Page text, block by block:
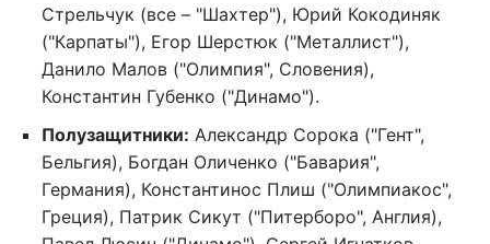
Стрельчук (все – "Шахтер"), Юрий Кокодиняк
("Карпаты"), Егор Шерстюк ("Металлист"),
Данило Малов ("Олимпия", Словения),
Константин Губенко ("Динамо").
Полузащитники: Александр Сорока ("Гент",
Бельгия), Богдан Оличенко ("Бавария",
Германия), Константинос Плиш ("Олимпиакос",
Греция), Патрик Сикут ("Питерборо", Англия),